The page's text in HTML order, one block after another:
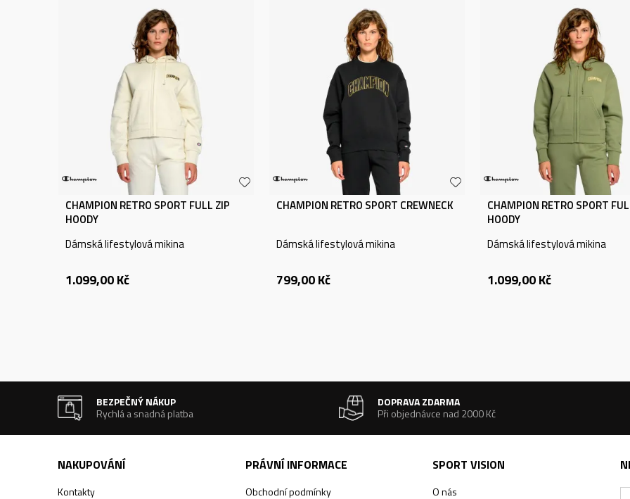
CHAMPION RETRO SPORT FULL ZIP
HOODY
Dámská lifestylová mikina
1.099,00Kč
CHAMPION RETRO SPORT CREWNECK
Dámská lifestylová mikina
799,00Kč
CHAMPION RETRO SPORT
HOODY
Dámská lifestylová mikina
1.099,00Kč
BEZPEČNÝ NÁKUP
Rychlá a snadná platba
DOPRAVA ZDARMA
Při objednávce nad 2000 Kč
NAKUPOVÁNÍ
Kontakty
PRÁVNÍ INFORMACE
Obchodní podmínky
SPORT VISION
O nás